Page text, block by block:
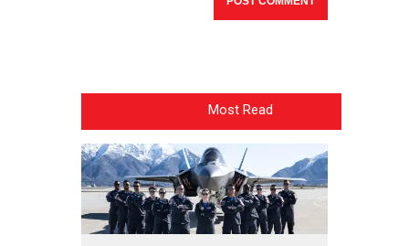
Most Read